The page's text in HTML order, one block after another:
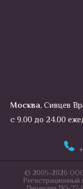
Москва, Сивцев
с 9.00 до 24.00
© 2005-2026 ООО
Регистрационный